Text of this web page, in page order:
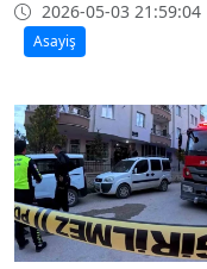
2026-05-03 21:59:04
Asayiş